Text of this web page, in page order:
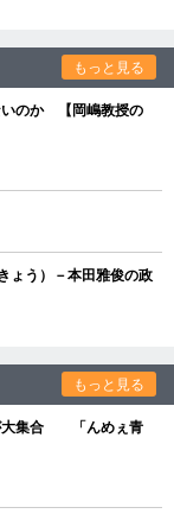
もっと見る
いのか 【岡嶋教授の
ょう）－本田雅俊の政
もっと見る
大集合 「んめぇ青